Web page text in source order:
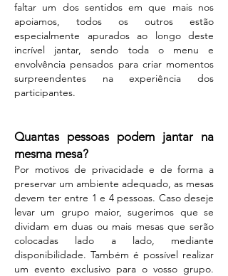
faltar um dos sentidos em que mais nos
apoiamos, todos os outros estão
especialmente apurados ao longo deste
incrível jantar, sendo toda o menu e
envolvência pensados para criar momentos
surpreendentes na experiência dos
participantes.
Quantas pessoas podem jantar na
mesma mesa?
Por motivos de privacidade e de forma a
preservar um ambiente adequado, as mesas
devem ter entre 1 e 4 pessoas. Caso deseje
levar um grupo maior, sugerimos que se
dividam em duas ou mais mesas que serão
colocadas lado a lado, mediante
disponibilidade. Também é possível realizar
um evento exclusivo para o vosso grupo.